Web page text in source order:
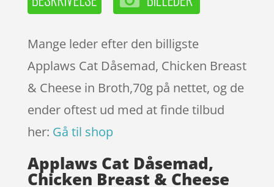
Mange leder efter den billigste
Applaws Cat Dåsemad, Chicken Breast
& Cheese in Broth,70g på nettet, og de
ender oftest ud med at finde tilbud
her: Gå til shop
Applaws Cat Dåsemad,
Chicken Breast & Cheese